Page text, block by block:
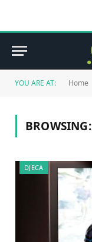
YOU ARE AT: Home
BROWSING:
DJECA